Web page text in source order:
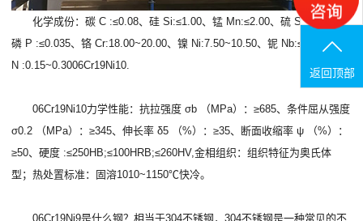
化学成份：碳 C :≤0.08、硅 Si:≤1.00、锰 Mn:≤2.00、硫 S :≤0.030、
磷 P :≤0.035、铬 Cr:18.00~20.00、镍 Ni:7.50~10.50、铌 Nb:≤0.15、氮
N :0.15~0.3006Cr19Ni10.
06Cr19Ni10力学性能：抗拉强度 σb （MPa）：≥685、条件屈从强度
σ0.2 （MPa）：≥345、伸长率 δ5 （%）：≥35、断面收缩率 ψ （%）：
≥50、硬度 :≤250HB;≤100HRB;≤260HV,金相组织：组织特征为奥氏体
型；热处置标准：固溶1010~1150℃快冷。
06Cr19Ni9是什么钢？相当于304不锈钢，304不锈钢是一种常见的不
联系电话
返回顶部